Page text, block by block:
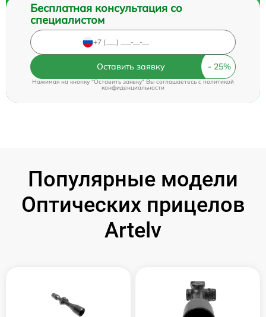
Бесплатная консультация со
специалистом
Оставить заявку
Нажимая на кнопку "Оставить заявку" Вы соглашаетесь cполитикой
конфиденциальности
Популярные модели
Оптических прицелов
Artelv